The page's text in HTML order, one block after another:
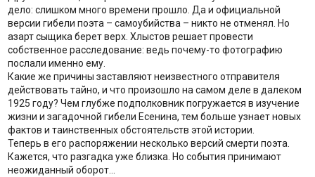
дело: слишком много времени прошло. Да и официальной
версии гибели поэта – самоубийства – никто не отменял. Но
азарт сыщика берет верх. Хлыстов решает провести
собственное расследование: ведь почему-то фотографию
послали именно ему.
Какие же причины заставляют неизвестного отправителя
действовать тайно, и что произошло на самом деле в далеком
1925 году? Чем глубже подполковник погружается в изучение
жизни и загадочной гибели Есенина, тем больше узнает новых
фактов и таинственных обстоятельств этой истории.
Теперь в его распоряжении несколько версий смерти поэта.
Кажется, что разгадка уже близка. Но события принимают
неожиданный оборот...